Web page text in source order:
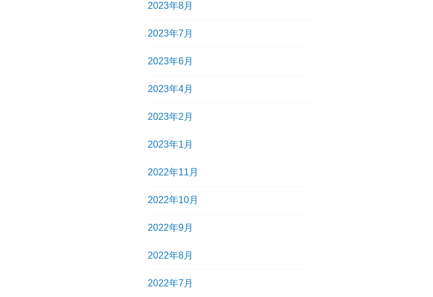
2023年8月
2023年7月
2023年6月
2023年4月
2023年2月
2023年1月
2022年11月
2022年10月
2022年9月
2022年8月
2022年7月